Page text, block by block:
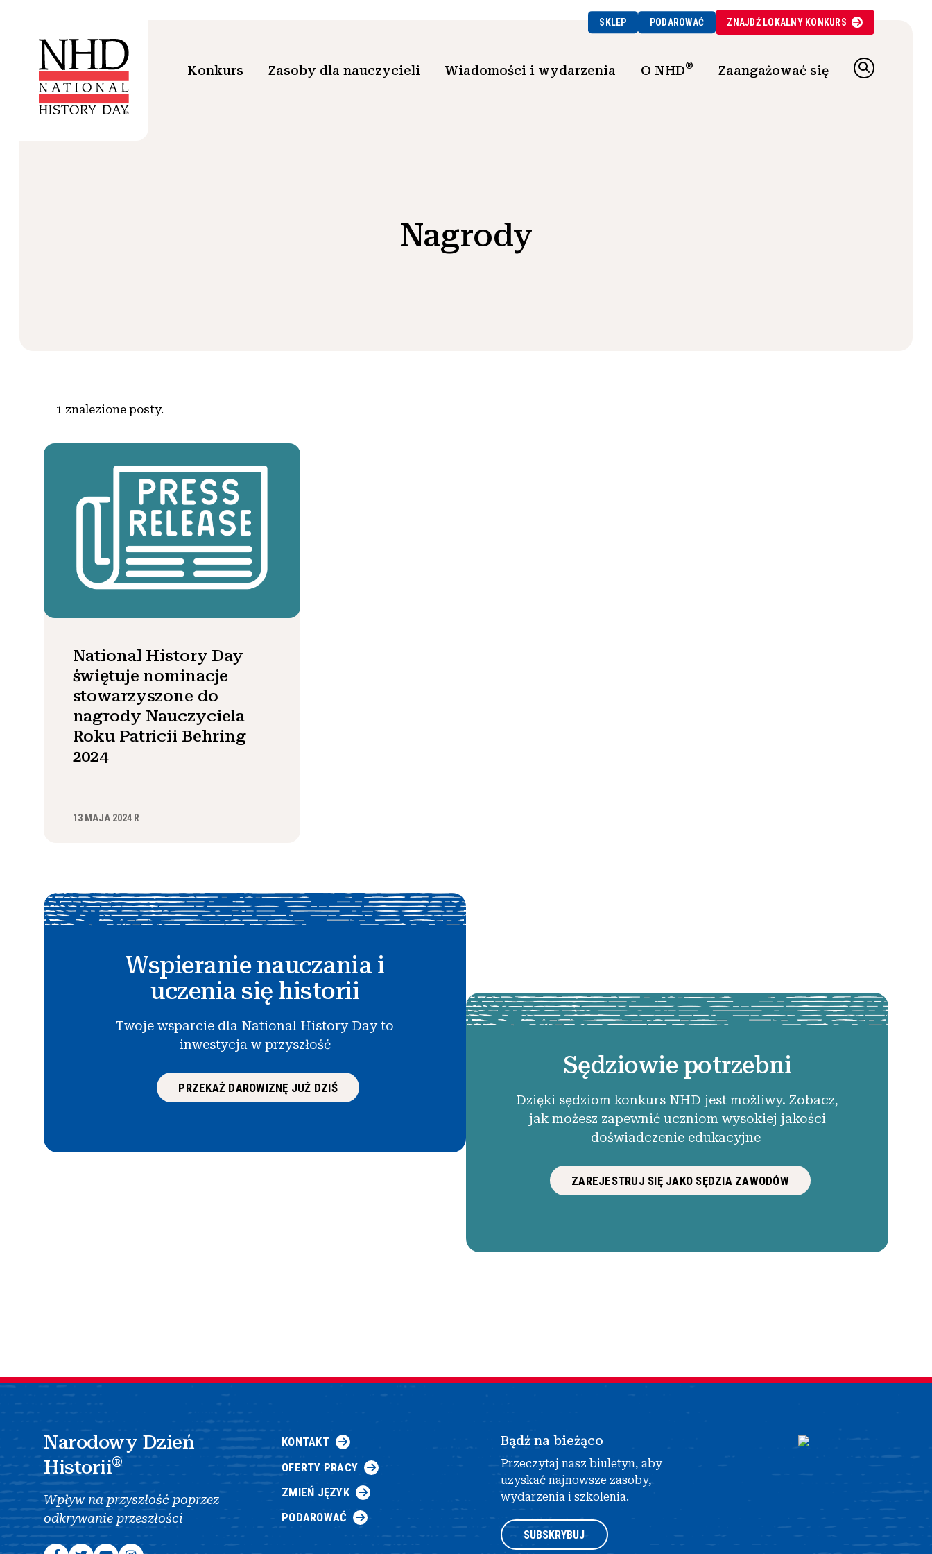
SKLEP PODAROWAĆ ZNAJDŹ LOKALNYKONKURS
Konkurs Zasoby dla nauczycieli Wiadomości i wydarzenia O NHD® Zaangażować się
Nagrody
1 znalezione posty.
National History Day
świętuje nominacje
stowarzyszone do
nagrody Nauczyciela
Roku Patricii Behring
2024
13 MAJA 2024 R
Wspieranie nauczania i
uczenia się historii
Twoje wsparcie dla National History Day to
inwestycja w przyszłość
PRZEKAŻ DAROWIZNĘ JUŻ DZIŚ
Sędziowie potrzebni
Dzięki sędziom konkurs NHD jest możliwy. Zobacz,
jak możesz zapewnić uczniom wysokiej jakości
doświadczenie edukacyjne
ZAREJESTRUJ SIĘ JAKO SĘDZIA ZAWODÓW
Narodowy Dzień
Historii®
Wpływ na przyszłość poprzez
odkrywanie przeszłości
KONTAKT
OFERTY PRACY
ZMIEŃ JĘZYK
PODAROWAĆ
Bądź na bieżąco
Przeczytaj nasz biuletyn, aby
uzyskać najnowsze zasoby,
wydarzenia i szkolenia.
SUBSKRYBUJ